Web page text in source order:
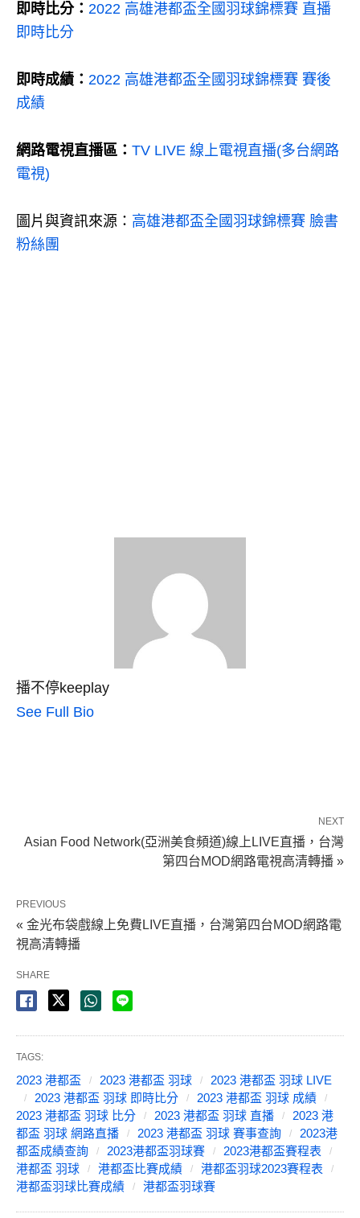
即時比分： 2022 高雄港都盃全國羽球錦標賽 直播
即時比分
即時成績： 2022 高雄港都盃全國羽球錦標賽 賽後
成績
網路電視直播區： TV LIVE 線上電視直播(多台網路
電視)
圖片與資訊來源： 高雄港都盃全國羽球錦標賽 臉書
粉絲團
播不停keeplay
See Full Bio
NEXT
Asian Food Network(亞洲美食頻道)線上LIVE直播，台灣
第四台MOD網路電視高清轉播 »
PREVIOUS
« 金光布袋戲線上免費LIVE直播，台灣第四台MOD網路電
視高清轉播
SHARE
TAGS:
2023 港都盃 2023 港都盃 羽球
2023 港都盃 羽球 LIVE
2023 港都盃 羽球 即時比分
2023 港都盃 羽球 成績
2023 港都盃 羽球 比分
2023 港都盃 羽球 直播
2023 港
都盃 羽球 網路直播
2023 港都盃 羽球 賽事查詢
2023港
都盃成績查詢
2023港都盃羽球賽
2023港都盃賽程表
港都盃 羽球
港都盃比賽成績
港都盃羽球2023賽程表
港都盃羽球比賽成績
港都盃羽球賽